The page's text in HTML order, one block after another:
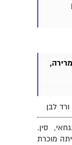
לבן
סין.
מוכרת